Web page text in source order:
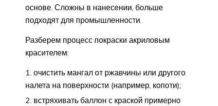
основе. Сложны в нанесении, больше
подходят для промышленности.
Разберем процесс покраски акриловым
красителем:
очистить мангал от ржавчины или другого
налета на поверхности (например, копоти);
встряхивать баллон с краской примерно